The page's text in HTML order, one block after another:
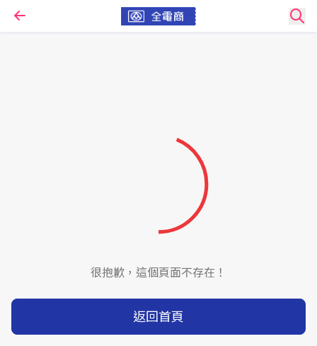
很抱歉，這個頁面不存在！
返回首頁